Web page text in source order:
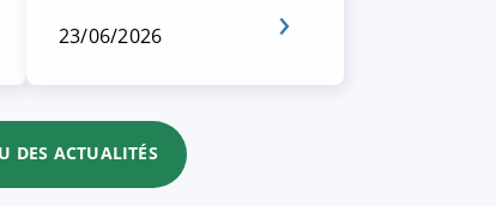
23/06/2026
DES ACTUALITÉS